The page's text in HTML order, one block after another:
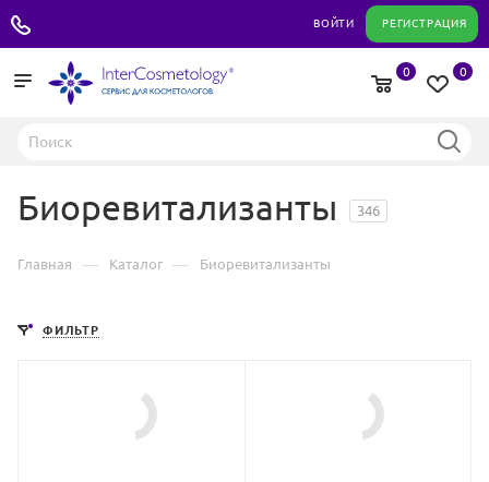
ВОЙТИ РЕГИСТРАЦИЯ
0
0
Биоревитализанты 346
Главная — Каталог — Биоревитализанты
ФИЛЬТР